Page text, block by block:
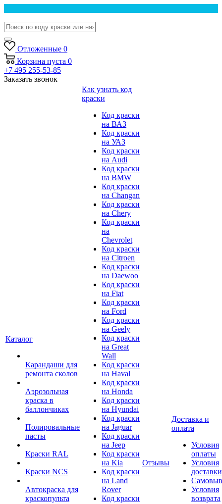
Отложенные 0
Корзина пуста 0
+7 495 255-53-85
Заказать звонок
Каталог
Карандаши для
ремонта сколов
Аэрозольная
краска в
баллончиках
Полировальные
пасты
Краски RAL
Краски NCS
Автокраска для
краскопульта
Как узнать код
краски
Код краски
на ВАЗ
Код краски
на УАЗ
Код краски
на Audi
Код краски
на BMW
Код краски
на Changan
Код краски
на Chery
Код краски
на
Chevrolet
Код краски
на Citroen
Код краски
на Daewoo
Код краски
на Fiat
Код краски
на Ford
Код краски
на Geely
Код краски
на Great
Wall
Код краски
на Haval
Код краски
на Honda
Код краски
на Hyundai
Код краски
на Jaguar
Код краски
на Jeep
Код краски
на Kia
Код краски
на Land
Rover
Код краски
Отзывы
Доставка и
оплата
Условия
оплаты
Условия
доставки
Условия
возврата